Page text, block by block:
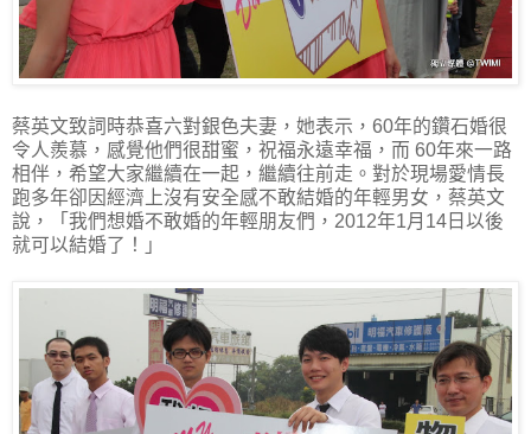
蔡英文致詞時恭喜六對銀色夫妻，她表示，60年的鑽石婚很
令人羨慕，感覺他們很甜蜜，祝福永遠幸福，而 60年來一路
相伴，希望大家繼續在一起，繼續往前走。對於現場愛情長
跑多年卻因經濟上沒有安全感不敢結婚的年輕男女，蔡英文
說，「我們想婚不敢婚的年輕朋友們，2012年1月14日以後
就可以結婚了！」